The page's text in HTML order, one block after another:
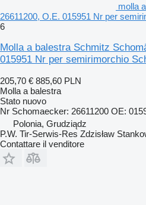
molla
26611200, O.E. 015951 Nr per
6
Molla a balestra Schmitz
015951 Nr per semirimorchio
205,70 € 885,60 PLN
Molla a balestra
Stato nuovo
Nr Schomaecker: 26611200 OE:
Polonia, Grudziądz
P.W. Tir-Serwis-Res Zdzisław
Contattare il venditore